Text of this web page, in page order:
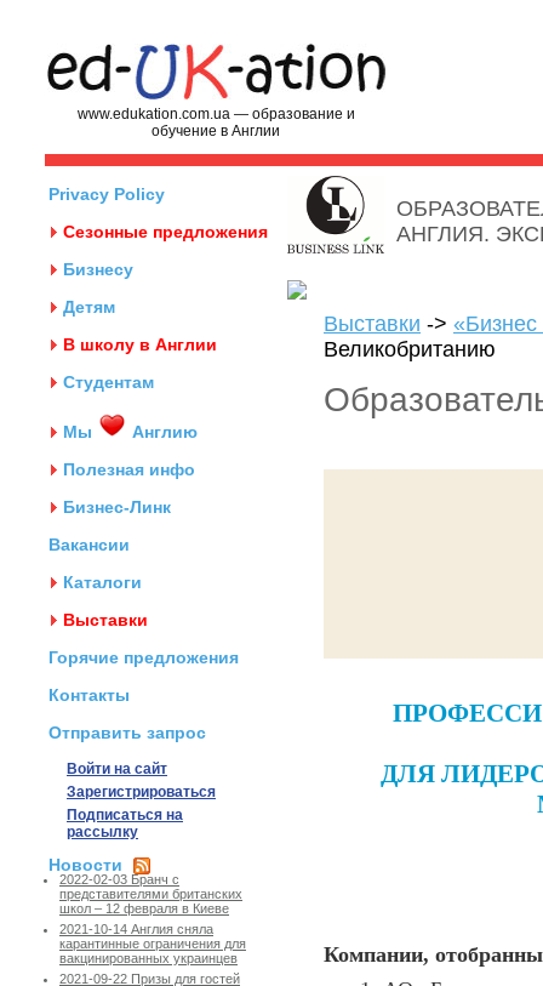
www.edukation.com.ua — образование и
обучение в Англии
Privacy Policy
Сезонные предложения
Бизнесу
Детям
В школу в Англии
Студентам
Мы
Англию
Полезная инфо
Бизнес-Линк
Вакансии
Каталоги
Выставки
Горячие предложения
Контакты
Отправить запрос
Войти на сайт
Зарегистрироваться
Подписаться на
рассылку
Новости
2022-02-03 Бранч с
представителями британских
школ – 12 февраля в Киеве
2021-10-14 Англия сняла
карантинные ограничения для
вакцинированных украинцев
2021-09-22 Призы для гостей
АНГЛИЯ.
Выставки -> «Бизнес
Великобританию
ДЛЯ
Компании,